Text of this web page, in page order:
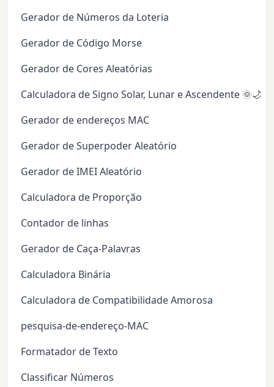
Gerador de Números da Loteria
Gerador de Código Morse
Gerador de Cores Aleatórias
Calculadora de Signo Solar, Lunar e Ascendente 🌞🌙✨
Gerador de endereços MAC
Gerador de Superpoder Aleatório
Gerador de IMEI Aleatório
Calculadora de Proporção
Contador de linhas
Gerador de Caça-Palavras
Calculadora Binária
Calculadora de Compatibilidade Amorosa
pesquisa-de-endereço-MAC
Formatador de Texto
Classificar Números